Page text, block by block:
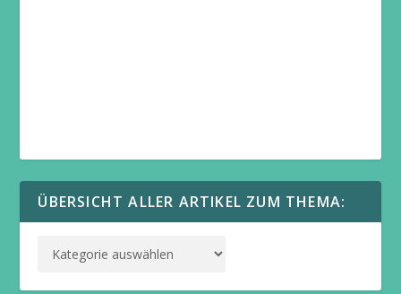
ÜBERSICHT ALLER ARTIKEL ZUM THEMA: